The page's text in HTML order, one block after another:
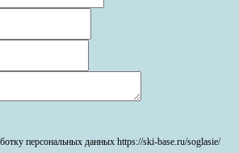
персональных данных https://ski-base.ru/soglasie/